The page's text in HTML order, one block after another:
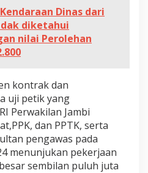
Dinas dari
diketahui
nilai Perolehan
kontrak dan
uji petik yang
Perwakilan Jambi
dan PPTK, serta
pengawas pada
menunjukan pekerjaan
sembilan puluh juta